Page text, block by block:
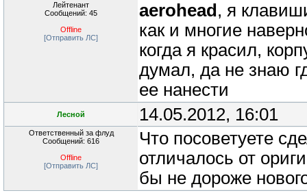
Лейтенант
Сообщений: 45
Offline
[Отправить ЛС]
aerohead , я
как и многие
когда я красил,
думал, да не знаю
ее нанести
Лесной 14.05.2012, 16:01
Ответственный за флуд
Сообщений: 616
Offline
[Отправить ЛС]
Что посоветуете
отличалось от
бы не дороже